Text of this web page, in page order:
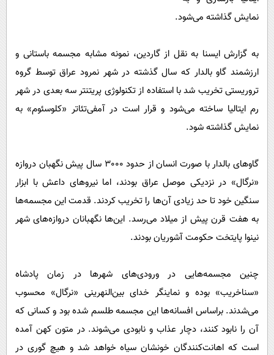
بین الملل
اجتماعی
حیات وحش
نمایش گذاشته می‌شود.
به گزارش ایسنا به نقل از گاردین، نمونه مشابه مجسمه باستانی و
ارزشمند گاو بالدار که سال گذشته در شهر نمرود عراق توسط گروه
تروریستی تخریب شد با استفاده از تکنولوژی پریتنتر سه بعدی در شهر
رم ایتالیا ساخته می‌شود و قرار است در آمفی‌تئاتر «کلوسئوم» به
نمایش گذاشته شود.
گاوهای بالدار با صورت انسان از حدود 3000 سال پیش نگهبان دروازه
«نرگال» در نزدیکی موصل عراق بودند، اما نیروهای داعش با ابزار
سنگین خود تا حد زیادی آن‌ها را تخریب کردند. قدمت این مجسمه‌ها
به هفت قرن پیش از میلاد می‌رسد. این‌ها نگهبانان دروازه‌های شهر
نینوا پایتخت حکومت آشوریان بودند.
چنین مجسمه‌هایی در ورودی‌های شهرها در زمان پادشاه
«سناخریب» بوده و نماینگر خدای بین‌النهرینی «نرگال» محسوب
می‌شدند. براساس افسانه‌ها این مجسمه طلسم شده بود و کسانی که
آن را نابود کنند، دچار عذاب و نابودی می‌شوند. در متون کهن آمده
است که اهانت‌کنندگان خونشان سیاه خواهد شد و هیچ گوری در